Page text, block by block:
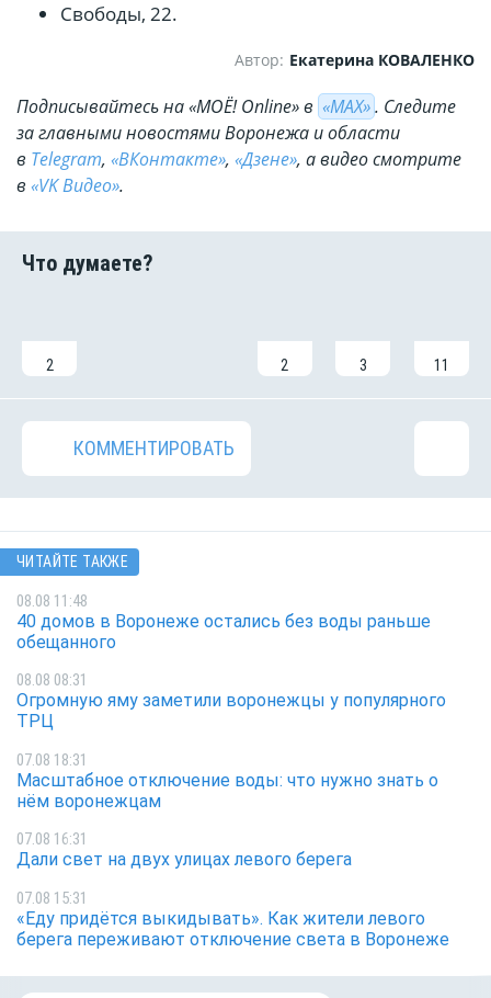
Свободы, 22.
Автор: Екатерина КОВАЛЕНКО
Подписывайтесь на «МОЁ! Online» в «МАХ». Cледите
за главными новостями Воронежа и области
в Telegram, «ВКонтакте», «Дзене», а видео смотрите
в «VK Видео».
2 2 3 11
КОММЕНТИРОВАТЬ
ЧИТАЙТЕ ТАКЖЕ
08.08 11:48
40 домов в Воронеже остались без воды раньше
обещанного
08.08 08:31
Огромную яму заметили воронежцы у популярного
ТРЦ
07.08 18:31
Масштабное отключение воды: что нужно знать о
нём воронежцам
07.08 16:31
Дали свет на двух улицах левого берега
07.08 15:31
«Еду придётся выкидывать». Как жители левого
берега переживают отключение света в Воронеже